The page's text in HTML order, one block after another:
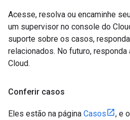
Acesse, resolva ou encaminhe
um supervisor no console do
suporte sobre os casos,
relacionados. No futuro,
Cloud.
Conferir casos
Eles estão na página Casos
, e